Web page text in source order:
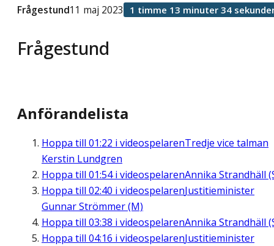
Frågestund
Frågestund11 maj 2023 1 timme 13 minuter 34
Anförandelista
Hoppa till 01:22 i videospelarenTredje vice talman
Kerstin Lundgren
Hoppa till 01:54i videospelarenAnnika Strandhäll
Hoppa till 02:40 i videospelarenJustitieminister
Gunnar Strömmer (M)
Hoppa till 03:38 i videospelarenAnnika Strandhäll
Hoppa till 04:16 i videospelarenJustitieminister